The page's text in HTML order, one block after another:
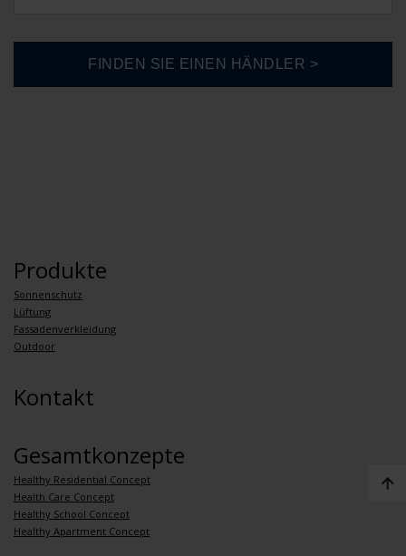
Produkte
Sonnenschutz
Lüftung
Fassadenverkleidung
Outdoor
Kontakt
Gesamtkonzepte
Healthy Residential Concept
Health Care Concept
Healthy School Concept
Healthy Apartment Concept